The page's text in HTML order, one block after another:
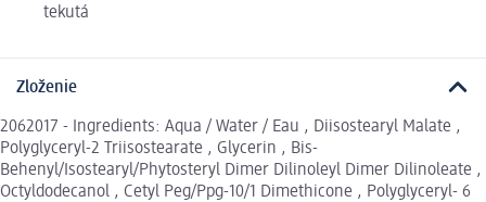
tekutá
Zloženie
2062017 - Ingredients: Aqua / Water / Eau , Diisostearyl Malate ,
Polyglyceryl-2 Triisostearate , Glycerin , Bis-
Behenyl/Isostearyl/Phytosteryl Dimer Dilinoleyl Dimer Dilinoleate ,
Octyldodecanol , Cetyl Peg/Ppg-10/1 Dimethicone , Polyglyceryl- 6